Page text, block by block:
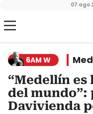
07 ago
6AM W
“Medellín es
del mundo”:
Davivienda